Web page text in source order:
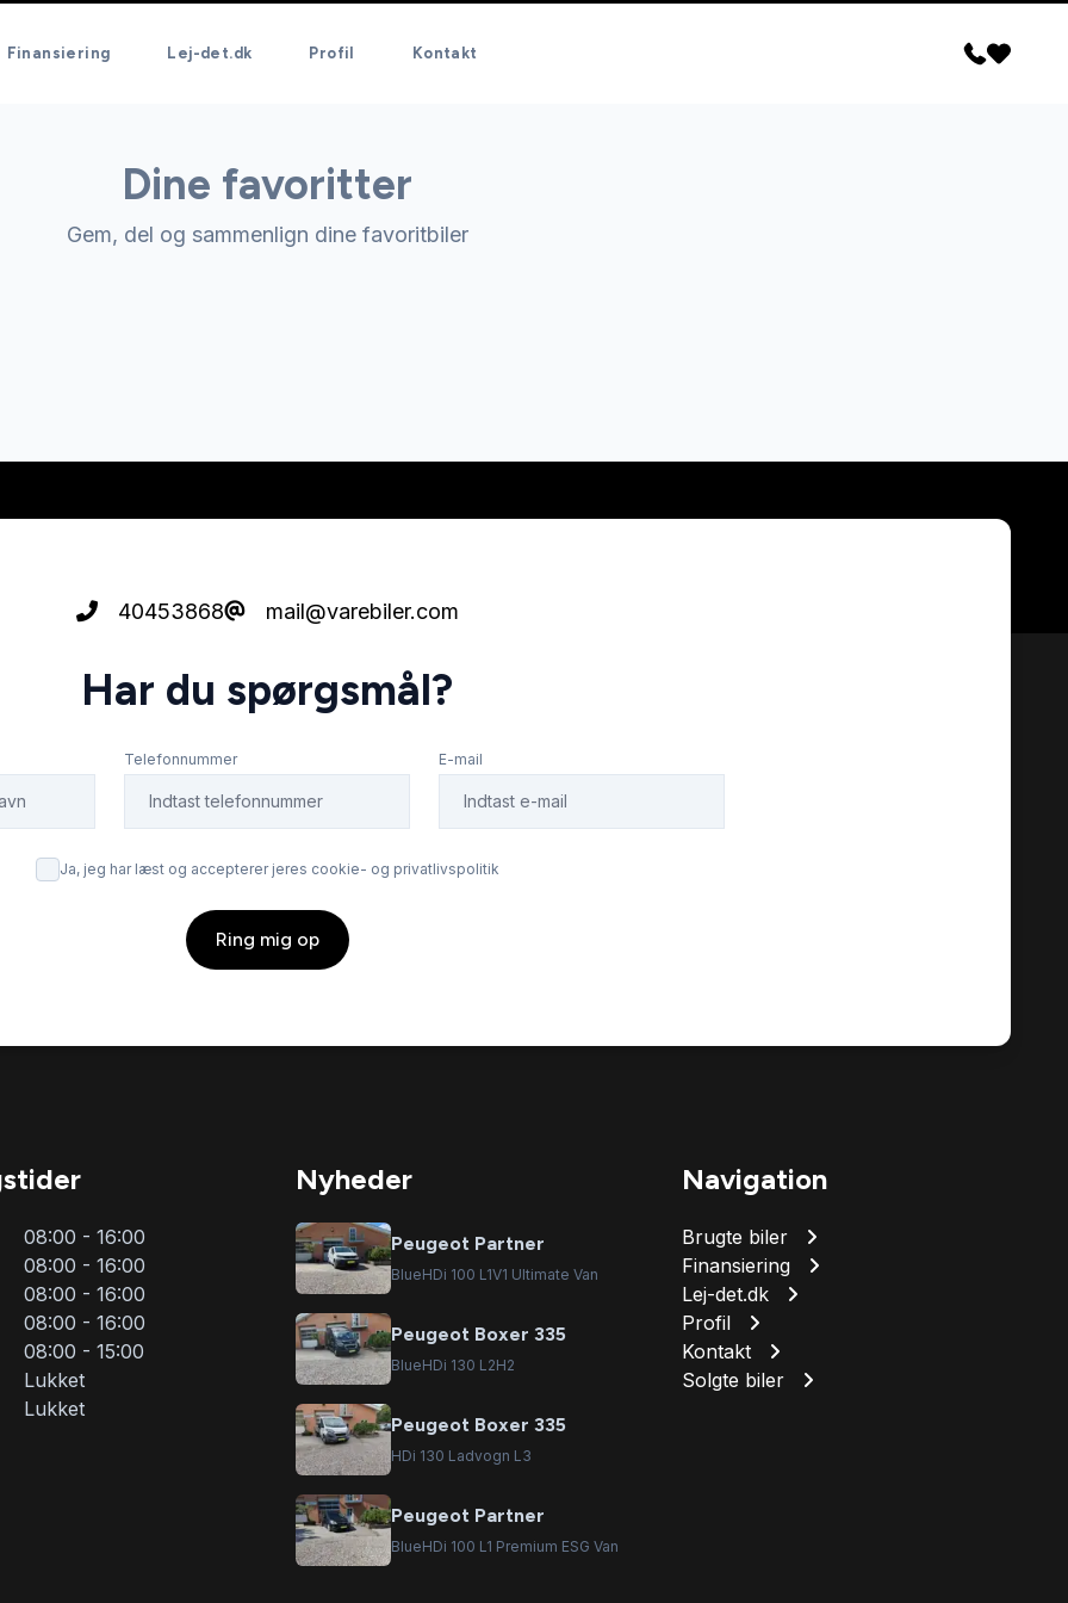
Finansiering Lej-det.dk Profil Kontakt
Dine favoritter
Gem, del og sammenlign dine favoritbiler
40453868 mail@varebiler.com
Har du spørgsmål?
Telefonnummer E-mail
Ja, jeg har læst og accepterer jeres cookie- og privatlivspolitik
Ring mig op
08:00 - 16:00
08:00 - 16:00
08:00 - 16:00
08:00 - 16:00
08:00 - 15:00
Lukket
Lukket
Nyheder
Peugeot Partner
BlueHDi 100 L1V1 Ultimate Van
Peugeot Boxer 335
BlueHDi 130 L2H2
Peugeot Boxer 335
HDi 130 Ladvogn L3
Peugeot Partner
BlueHDi 100 L1 Premium ESG Van
Navigation
Brugte biler
Finansiering
Lej-det.dk
Profil
Kontakt
Solgte biler